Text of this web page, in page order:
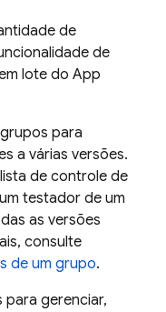
de
de
lote do App
para
a várias versões.
de controle de
testador de um
as versões
consulte
de um grupo.
para gerenciar,